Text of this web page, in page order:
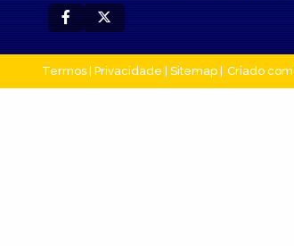
Termos | Privacidade | Sitemap Criado com